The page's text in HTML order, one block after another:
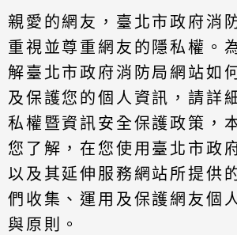
親愛的網友，臺北市政府消
重視並尊重網友的隱私權。
解臺北市政府消防局網站如
及保護您的個人資訊，請詳
私權暨資訊安全保護政策，
您了解，在您使用臺北市政
以及其延伸服務網站所提供
們收集、運用及保護網友個
與原則。